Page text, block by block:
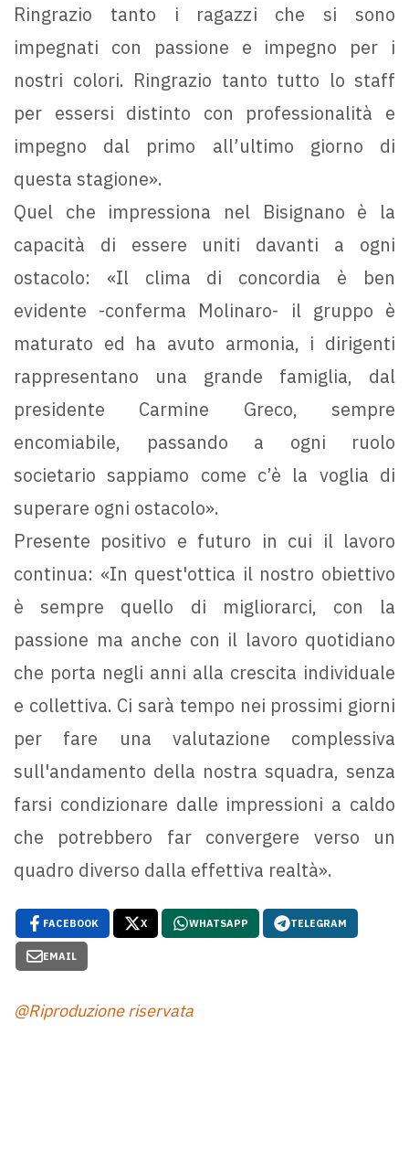
Ringrazio tanto i ragazzi che si sono
impegnati con passione e impegno per i
nostri colori. Ringrazio tanto tutto lo staff
per essersi distinto con professionalità e
impegno dal primo all’ultimo giorno di
questa stagione».
Quel che impressiona nel Bisignano è la
capacità di essere uniti davanti a ogni
ostacolo: «Il clima di concordia è ben
evidente -conferma Molinaro- il gruppo è
maturato ed ha avuto armonia, i dirigenti
rappresentano una grande famiglia, dal
presidente Carmine Greco, sempre
encomiabile, passando a ogni ruolo
societario sappiamo come c’è la voglia di
superare ogni ostacolo».
Presente positivo e futuro in cui il lavoro
continua: «In quest'ottica il nostro obiettivo
è sempre quello di migliorarci, con la
passione ma anche con il lavoro quotidiano
che porta negli anni alla crescita individuale
e collettiva. Ci sarà tempo nei prossimi giorni
per fare una valutazione complessiva
sull'andamento della nostra squadra, senza
farsi condizionare dalle impressioni a caldo
che potrebbero far convergere verso un
quadro diverso dalla effettiva realtà».
FACEBOOK X WHATSAPP TELEGRAM
EMAIL
@Riproduzione riservata